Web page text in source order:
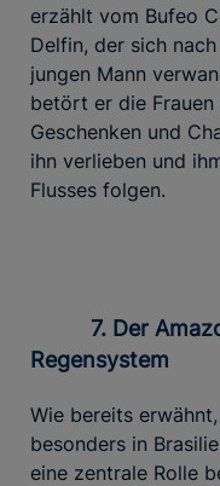
erzählt vom Bufeo
Delfin, der sich
jungen Mann
betört er die
Geschenken und
ihn verlieben und
Flusses folgen.
7. Der Amazonas hat sein eigenes
Regensystem
Wie bereits
besonders in
eine zentrale Rolle